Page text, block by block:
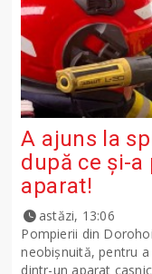
A ajuns la
după ce și-
aparat!
astăzi, 13:06
Pompierii din
neobișnuită, pentru
dintr-un aparat